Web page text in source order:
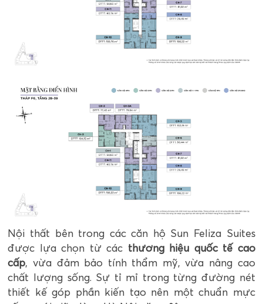
Nội thất bên trong các căn hộ Sun Feliza Suites
được lựa chọn từ các thương hiệu quốc tế cao
cấp, vừa đảm bảo tính thẩm mỹ, vừa nâng cao
chất lượng sống. Sự tỉ mỉ trong từng đường nét
thiết kế góp phần kiến tạo nên một chuẩn mực